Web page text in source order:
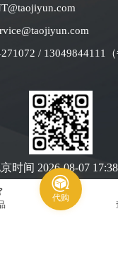
代购
/ 13049844111
时间 2026-08-07
深圳市跨进物流有限公司版权